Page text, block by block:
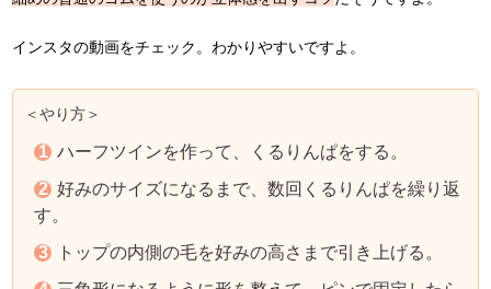
インスタの動画をチェック。わかりやすいですよ。
＜やり方＞
ハーフツインを作って、くるりんぱをする。
好みのサイズになるまで、数回くるりんぱを繰り返
す。
トップの内側の毛を好みの高さまで引き上げる。